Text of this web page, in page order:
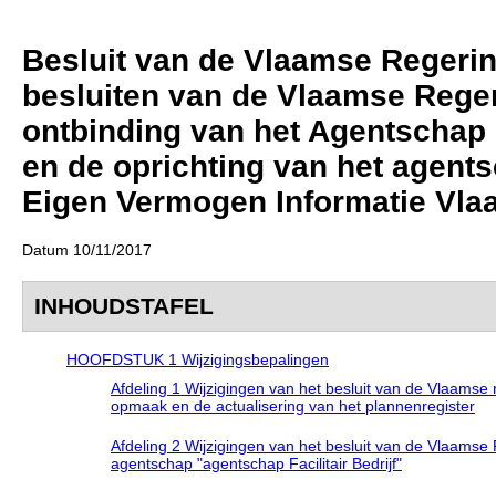
Besluit van de Vlaamse
besluiten van de Vlaamse
ontbinding van het
en de oprichting van het
Eigen Vermogen Informatie
Datum 10/11/2017
INHOUDSTAFEL
HOOFDSTUK 1 Wijzigingsbepalingen
Afdeling 1 Wijzigingen van het besluit van de
opmaak en de actualisering van het plannenregister
Afdeling 2 Wijzigingen van het besluit van de
agentschap "agentschap Facilitair Bedrijf"